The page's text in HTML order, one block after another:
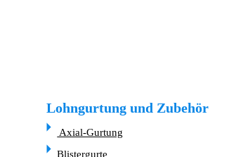
Lohngurtung und Zubehör
Axial-Gurtung
Blistergurte